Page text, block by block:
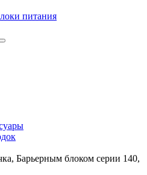
питания
Барьерным блоком серии 140,